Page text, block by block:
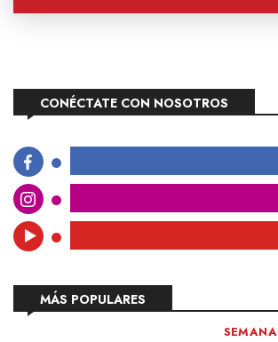
CONÉCTATE CON NOSOTROS
MÁS POPULARES
SEMANA